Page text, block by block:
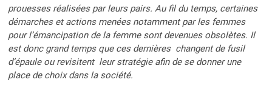
prouesses réalisées par leurs pairs. Au fil du temps, certaines
démarches et actions menées notamment par les femmes
pour l’émancipation de la femme sont devenues obsolètes. Il
est donc grand temps que ces dernières changent de fusil
d’épaule ou revisitent leur stratégie afin de se donner une
place de choix dans la société.